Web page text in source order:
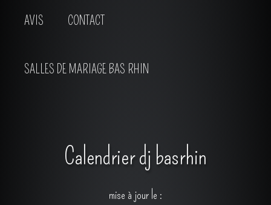
AVIS CONTACT
SALLES DE MARIAGE BAS RHIN
Calendrier dj basrhin
mise à jour le :